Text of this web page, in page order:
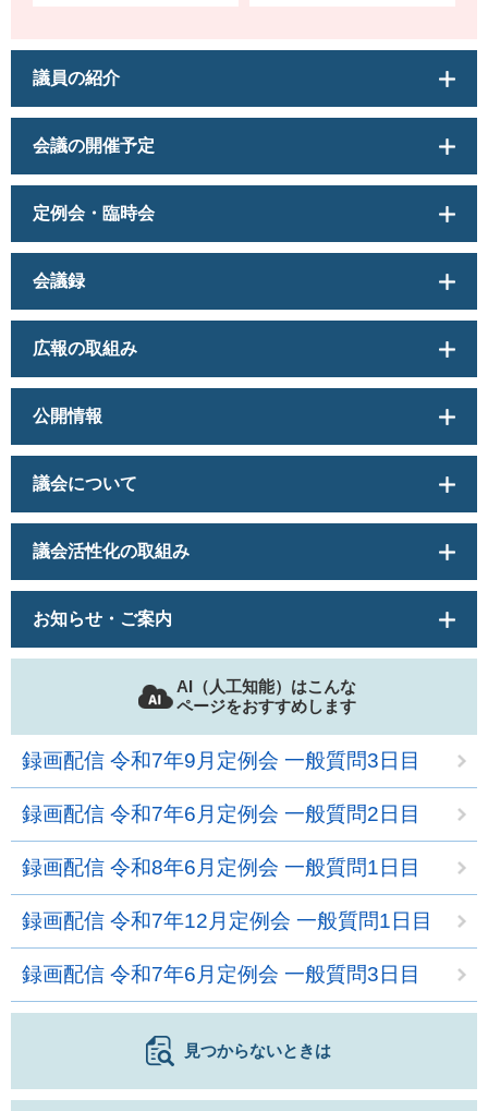
議員の紹介
会議の開催予定
定例会・臨時会
会議録
広報の取組み
公開情報
議会について
議会活性化の取組み
お知らせ・ご案内
AI（人工知能）はこんな
ページをおすすめします
録画配信 令和7年9月定例会 一般質問3日目
録画配信 令和7年6月定例会 一般質問2日目
録画配信 令和8年6月定例会 一般質問1日目
録画配信 令和7年12月定例会 一般質問1日目
録画配信 令和7年6月定例会 一般質問3日目
見つからないときは